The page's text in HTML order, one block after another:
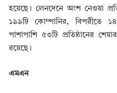
হয়েছে। লেনদেনে অংশ নেওয়া
১৯৯টি কোম্পানির, বিপরীতে
পাশাপাশি ৫৩টি প্রতিষ্ঠানের
রয়েছে।
এমএন